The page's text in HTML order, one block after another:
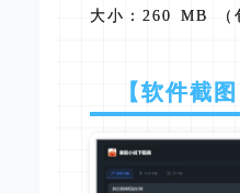
大小：260 MB （
【软件截图